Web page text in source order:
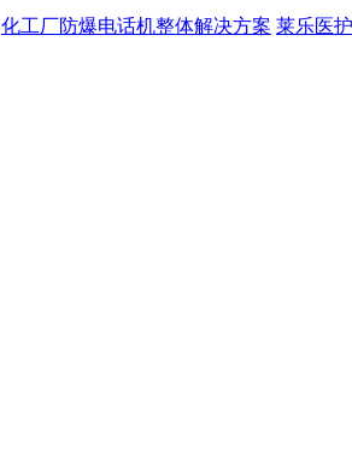
化工厂防爆电话机整体解决方案 莱乐医